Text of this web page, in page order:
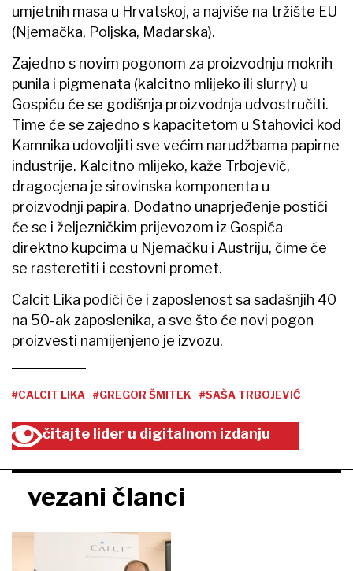
umjetnih masa u Hrvatskoj, a najviše na tržište EU
(Njemačka, Poljska, Mađarska).
Zajedno s novim pogonom za proizvodnju mokrih
punila i pigmenata (kalcitno mlijeko ili slurry) u
Gospiću će se godišnja proizvodnja udvostručiti.
Time će se zajedno s kapacitetom u Stahovici kod
Kamnika udovoljiti sve većim narudžbama papirne
industrije. Kalcitno mlijeko, kaže Trbojević,
dragocjena je sirovinska komponenta u
proizvodnji papira. Dodatno unaprjeđenje postići
će se i željezničkim prijevozom iz Gospića
direktno kupcima u Njemačku i Austriju, čime će
se rasteretiti i cestovni promet.
Calcit Lika podići će i zaposlenost sa sadašnjih 40
na 50-ak zaposlenika, a sve što će novi pogon
proizvesti namijenjeno je izvozu.
#CALCIT LIKA #GREGOR ŠMITEK #SAŠA TRBOJEVIĆ
čitajte lider u digitalnom izdanju
vezani članci